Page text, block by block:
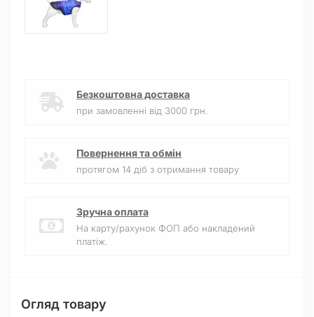
Безкоштовна доставка
при замовленні від 3000 грн.
Повернення та обмін
протягом 14 діб з отримання товару
Зручна оплата
На карту/рахунок ФОП або накладений
платіж.
Огляд товару